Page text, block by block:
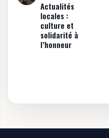
Actualités
locales :
culture et
solidarité à
l’honneur